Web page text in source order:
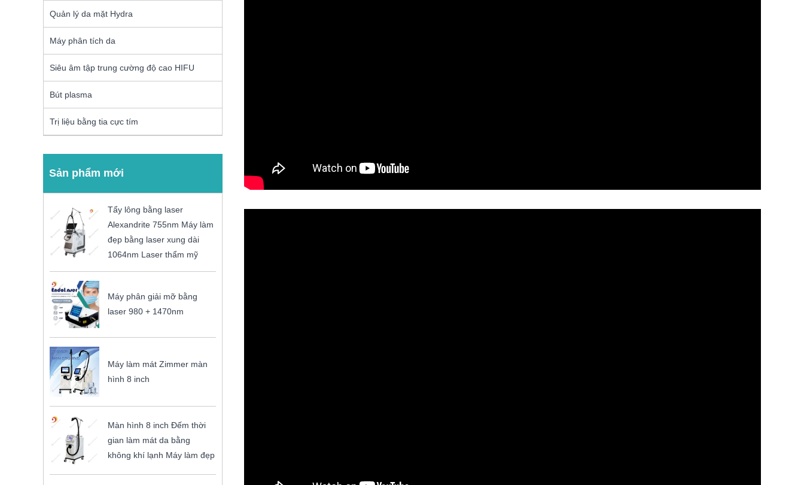
Quản lý da mặt Hydra
Máy phân tích da
Siêu âm tập trung cường độ cao HIFU
Bút plasma
Trị liệu bằng tia cực tím
Sản phẩm mới
Tẩy lông bằng laser
Alexandrite 755nm Máy làm
đẹp bằng laser xung dài
1064nm Laser thẩm mỹ
Máy phân giải mỡ bằng
laser 980 + 1470nm
Máy làm mát Zimmer màn
hình 8 inch
Màn hình 8 inch Đếm thời
gian làm mát da bằng
không khí lạnh Máy làm đẹp